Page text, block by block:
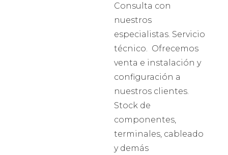
Consulta con
nuestros
especialistas. Servicio
técnico. Ofrecemos
venta e instalación y
configuración a
nuestros clientes.
Stock de
componentes,
terminales, cableado
y demás